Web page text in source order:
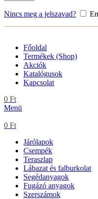
Nincs meg a jelszavad?
Főoldal
Termékek (Shop)
Akciók
Katalógusok
Kapcsolat
0 Ft
Menü
0 Ft
Járólapok
Csempék
Teraszlap
Lábazat és falburkolat
Segédanyagok
Fugázó anyagok
Szerszámok